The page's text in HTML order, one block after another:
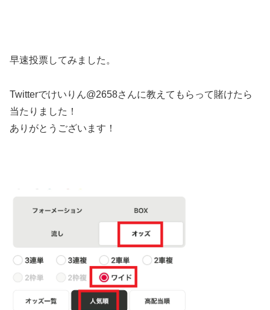
早速投票してみました。
Twitterでけいりん@2658さんに教えてもらって賭けたら
当たりました！
ありがとうございます！